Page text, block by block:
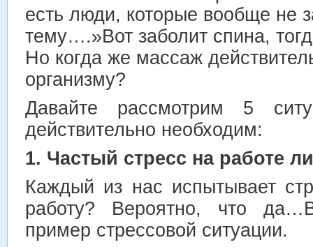
есть люди, которые вообще не
тему….»Вот заболит спина,
Но когда же массаж
организму?
Давайте рассмотрим 5
действительно необходим:
1. Частый стресс на работе
Каждый из нас испытывает
работу? Вероятно, что
пример стрессовой ситуации.